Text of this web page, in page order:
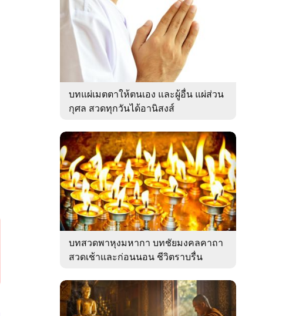
บทแผ่เมตตาให้ตนเอง และผู้อื่น แผ่ส่วน
กุศล สวดทุกวันได้อานิสงส์
บทสวดพาหุงมหากา บทชัยมงคลคาถา
สวดเช้าและก่อนนอน ชีวิตราบรื่น